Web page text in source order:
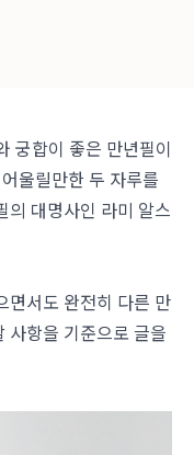
궁합이 좋은 만년필이
울릴만한 두 자루를
의 대명사인 라미 알스
면서도 완전히 다른 만
사항을 기준으로 글을